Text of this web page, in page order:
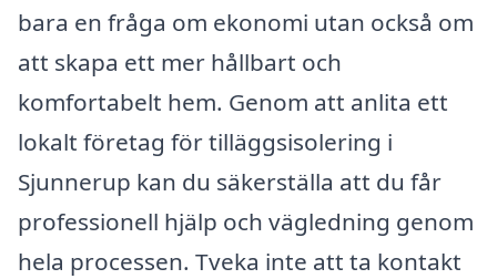
bara en fråga om ekonomi utan också om
att skapa ett mer hållbart och
komfortabelt hem. Genom att anlita ett
lokalt företag för tilläggsisolering i
Sjunnerup kan du säkerställa att du får
professionell hjälp och vägledning genom
hela processen. Tveka inte att ta kontakt